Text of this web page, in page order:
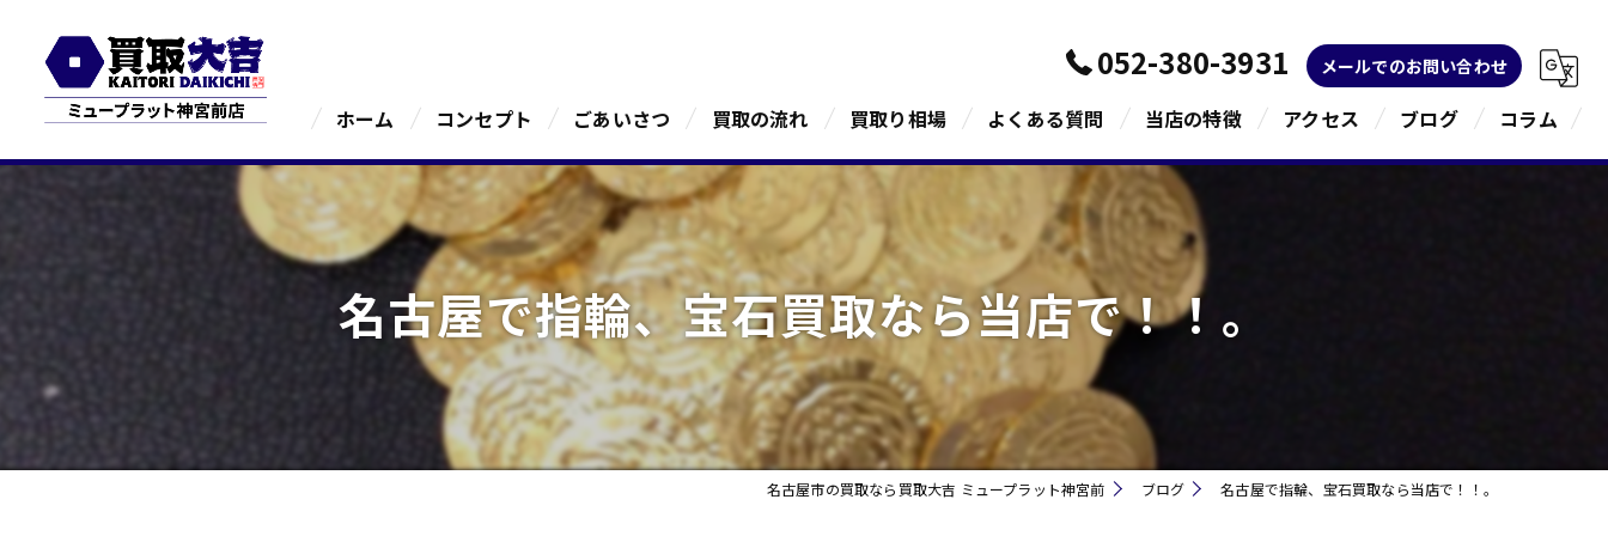
052-380-3931 メールでのお問い合わせ
ホーム コンセプト ごあいさつ 買取の流れ 買取り相場 よくある質問 当店の特徴
金
ブランド
宝石
指輪
アクセス ブログ コラム
名古屋で指輪、宝石買取なら当店で！！。
名古屋市の買取なら買取大吉 ミュープラット神宮前 ブログ 名古屋で指輪、宝石買取なら当店で！！。